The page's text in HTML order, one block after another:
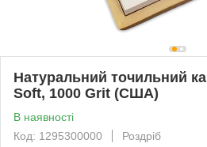
Натуральний точильний
Soft, 1000 Grit (США)
В наявності
Код: 1295300000
Роздріб